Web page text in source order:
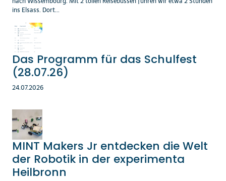
ins Elsass. Dort...
Das Programm für das Schulfest
(28.07.26)
24.07.2026
MINT Makers Jr entdecken die Welt
der Robotik in der experimenta
Heilbronn